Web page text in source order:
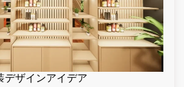
デザインアイデア